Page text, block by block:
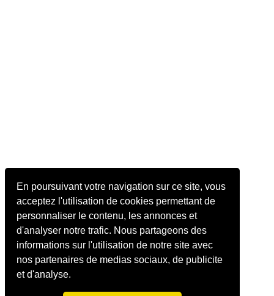
En poursuivant votre navigation sur ce site, vous
acceptez l'utilisation de cookies permettant de
personnaliser le contenu, les annonces et
d'analyser notre trafic. Nous partageons des
informations sur l'utilisation de notre site avec
nos partenaires de medias sociaux, de publicite
et d'analyse.